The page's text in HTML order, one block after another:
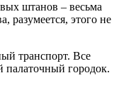
штанов – весьма
разумеется, этого не
транспорт. Все
палаточный городок.